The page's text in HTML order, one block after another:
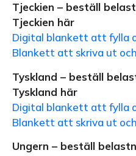
Tjeckien – beställ
Tjeckien här
Digital blankett att fylla
Blankett att skriva ut
Tyskland – beställ
Tyskland här
Digital blankett att fylla
Blankett att skriva ut
Ungern – beställ